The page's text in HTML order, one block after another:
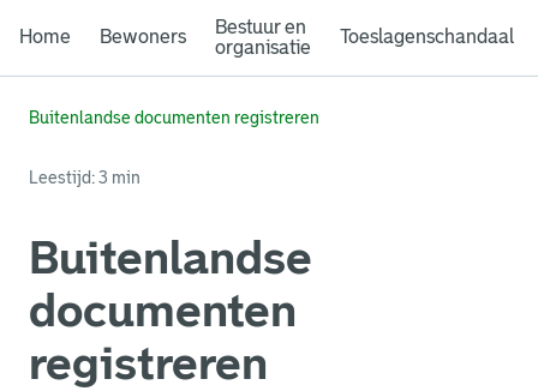
Home Bewoners
Bestuur en
organisatie
Toeslagenschandaal
Buitenlandse documenten registreren
Leestijd: 3 min
Buitenlandse
documenten
registreren